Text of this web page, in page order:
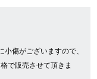
小傷がございますので、
で販売させて頂きま